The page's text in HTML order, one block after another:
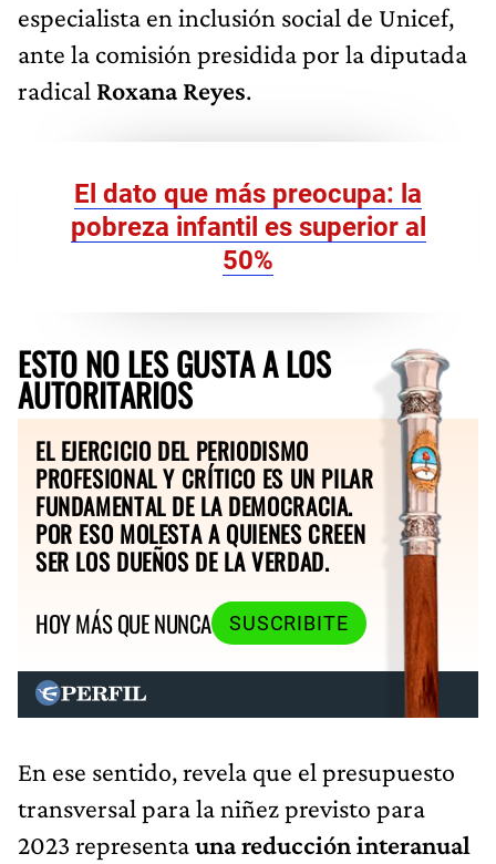
especialista en inclusión social de Unicef,
ante la comisión presidida por la diputada
radical Roxana Reyes.
El dato que más preocupa: la
pobreza infantil es superior al
50%
ESTO NO LES GUSTA A LOS
AUTORITARIOS
EL EJERCICIO DEL PERIODISMO
PROFESIONAL Y CRÍTICO ES UN PILAR
FUNDAMENTAL DE LA DEMOCRACIA.
POR ESO MOLESTA A QUIENES CREEN
SER LOS DUEÑOS DE LA VERDAD.
HOY MÁS QUE NUNCA
SUSCRIBITE
En ese sentido, revela que el presupuesto
transversal para la niñez previsto para
2023 representauna reducción interanual